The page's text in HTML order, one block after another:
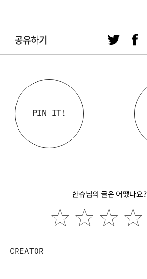
공유하기
PIN IT!
한슈님의 글은 어땠나요?
CREATOR